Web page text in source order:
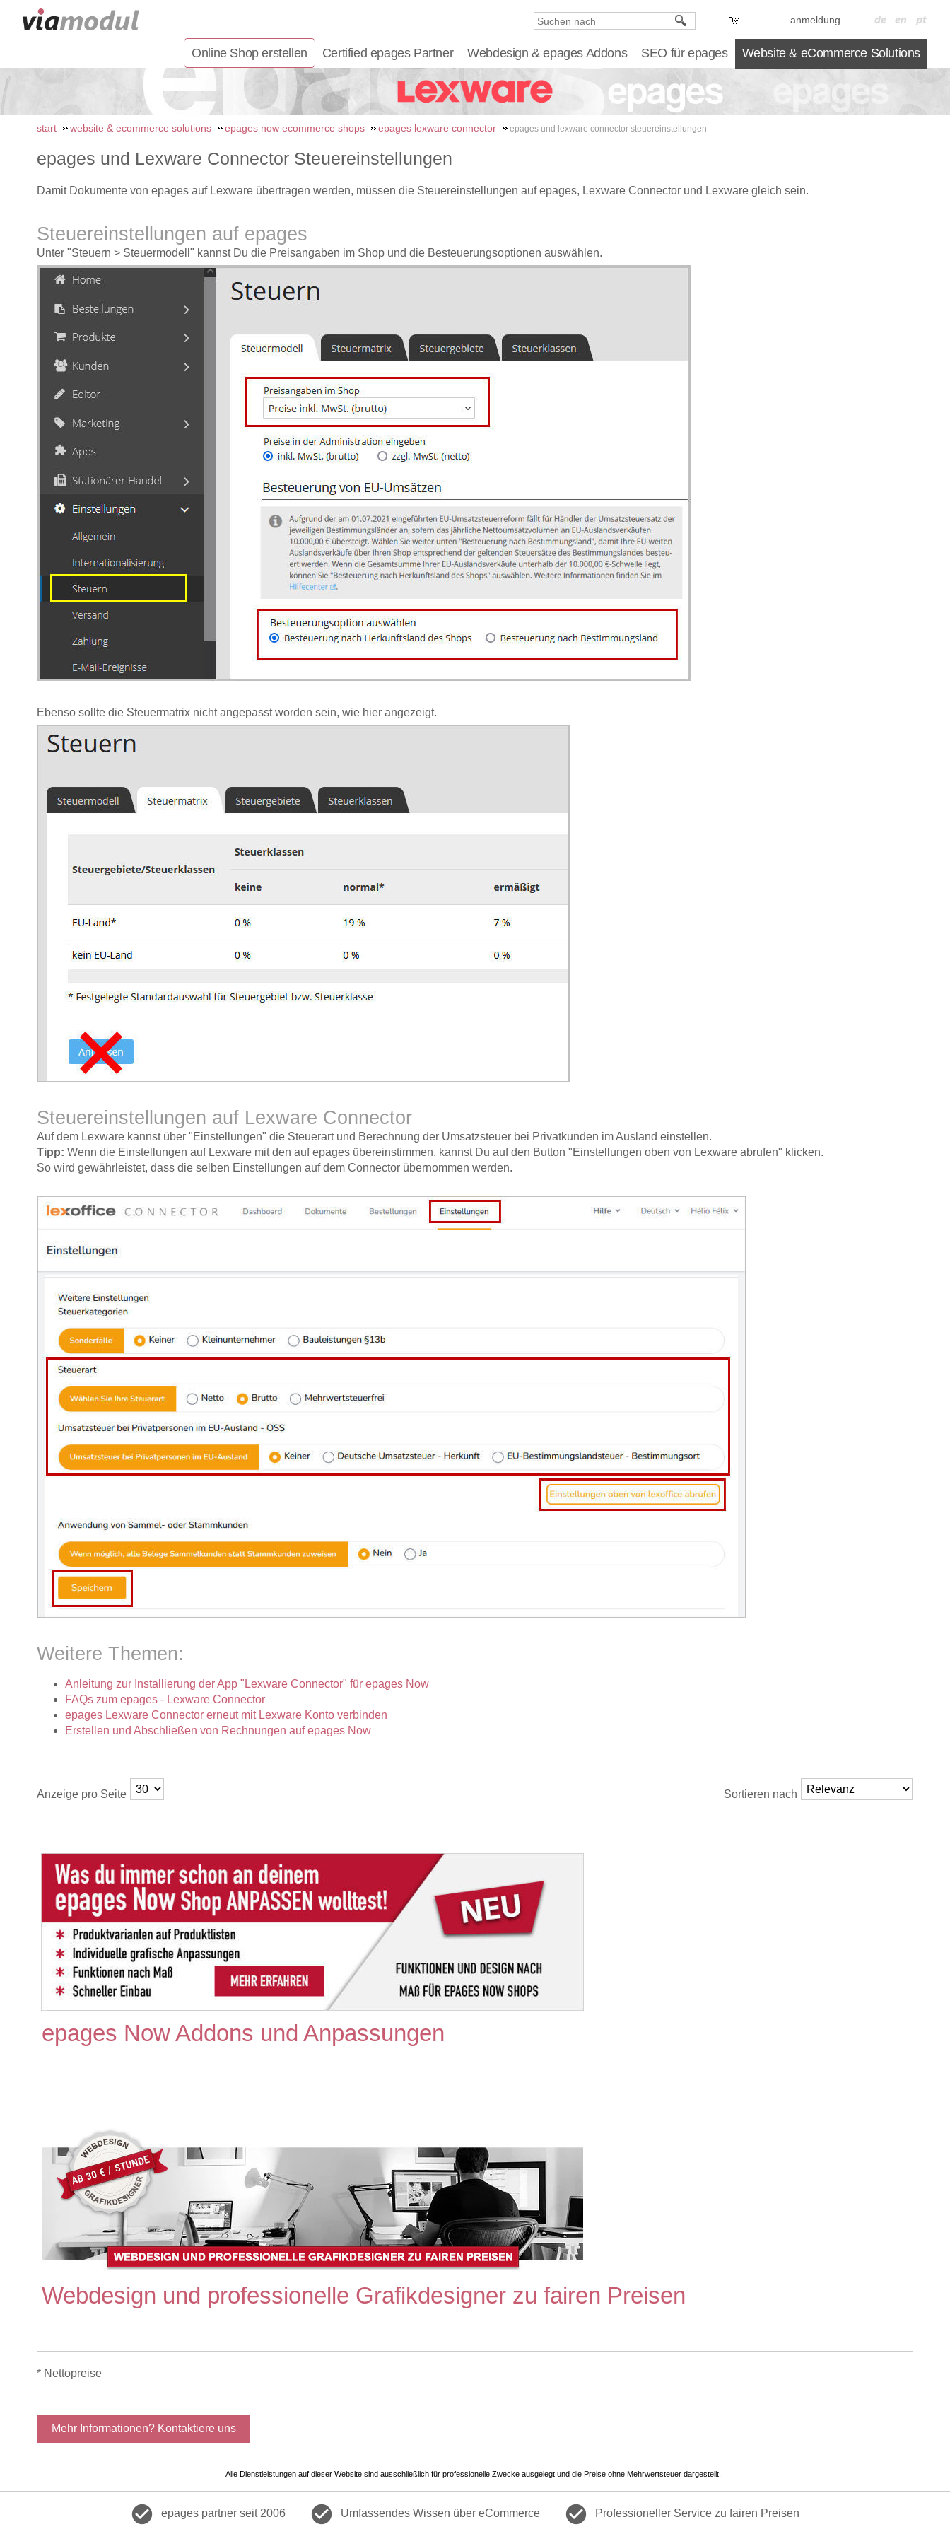
Online Shop erstellen Certified epages Partner Webdesign & epages Addons SEO für epages Website & eCommerce Solutions
anmeldung
start website & ecommerce solutions epages now ecommerce shops epages lexware connector epages und lexware connector steuereinstellungen
epages und Lexware Connector Steuereinstellungen
Damit Dokumente von epages auf Lexware übertragen werden, müssen die Steuereinstellungen auf epages, Lexware Connector und Lexware gleich sein.
Steuereinstellungen auf epages
Unter "Steuern > Steuermodell" kannst Du die Preisangaben im Shop und die Besteuerungsoptionen auswählen.
Ebenso sollte die Steuermatrix nicht angepasst worden sein, wie hier angezeigt.
Steuereinstellungen auf Lexware Connector
Auf dem Lexware kannst über "Einstellungen" die Steuerart und Berechnung der Umsatzsteuer bei Privatkunden im Ausland einstellen.
Tipp: Wenn die Einstellungen auf Lexware mit den auf epages übereinstimmen, kannst Du auf den Button "Einstellungen oben von Lexware abrufen" klicken.
So wird gewährleistet, dass die selben Einstellungen auf dem Connector übernommen werden.
Weitere Themen:
Anleitung zur Installierung der App "Lexware Connector" für epages Now
FAQs zum epages - Lexware Connector
epages Lexware Connector erneut mit Lexware Konto verbinden
Erstellen und Abschließen von Rechnungen auf epages Now
Anzeige pro Seite Sortieren nach
epages Now Addons und Anpassungen
Webdesign und professionelle Grafikdesigner zu fairen Preisen
* Nettopreise
Mehr Informationen? Kontaktiere uns
Alle Dienstleistungen auf dieser Website sind ausschließlich für professionelle Zwecke ausgelegt und die Preise ohne Mehrwertsteuer dargestellt.
check_circle epages partner seit 2006 check_circle Umfassendes Wissen über eCommerce check_circle Professioneller Service zu fairen Preisen